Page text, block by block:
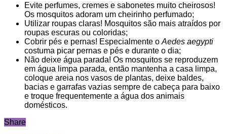
Evite perfumes, cremes e sabonetes muito cheirosos!
Os mosquitos adoram um cheirinho perfumado;
Utilizar roupas claras! Mosquitos são mais atraídos por
roupas escuras ou coloridas;
Cobrir pés e pernas! Especialmente o Aedes aegypti
costuma picar pernas e pés e durante o dia;
Não deixe água parada! Os mosquitos se reproduzem
em água limpa parada, então mantenha a casa limpa,
coloque areia nos vasos de plantas, deixe baldes,
bacias e garrafas vazias sempre de cabeça para baixo
e troque frequentemente a água dos animais
domésticos.
Share